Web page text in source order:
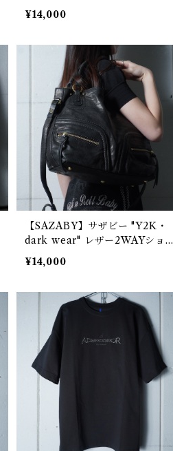
リルレイヤードミニスカート bl
ack
¥14,000
【SAZABY】サザビー "Y2K・
dark wear" レザー2WAYショ
ルダーバッグ black
¥14,000